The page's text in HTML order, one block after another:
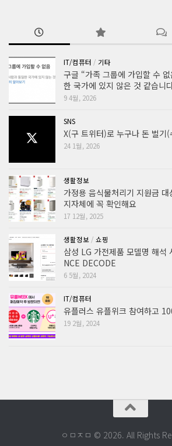
IT/컴퓨터 / 기타
구글 “가족 그룹에 가입할 수
한 국가에 있지 않은 것 같습니
9 4월, 2026
SNS
X(구 트위터)로 누구나 돈 벌기(
24 1월, 2026
생활정보
가정용 음식물처리기 지원금
지자체에 꼭 확인해요
17 12월, 2025
생활정보 / 쇼핑
삼성 LG 가전제품 모델명 해
NCE DECODE
6 5월, 2024
IT/컴퓨터
유플러스 유플위크 참여하고
19 2월, 2024
ㅇㅁㅈㅁ © 2026. All Rights